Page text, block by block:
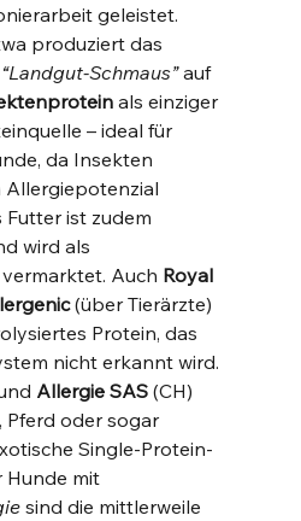
geleistet.
produziert das
“Landgut-Schmaus” auf
als einziger
– ideal für
da Insekten
Allergiepotenzial
Futter ist zudem
wird als
Auch Royal
(über Tierärzte)
Protein, das
nicht erkannt wird.
Allergie SAS (CH)
Pferd oder sogar
Single-Protein-
Hunde mit
sind die mittlerweile